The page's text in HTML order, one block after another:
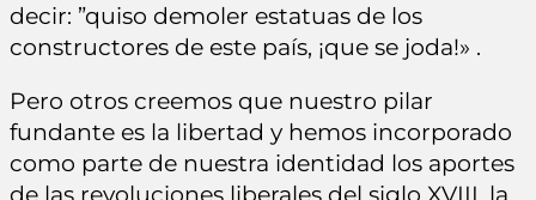
decir: ”quiso demoler estatuas de los
constructores de este país, ¡que se joda!» .
Pero otros creemos que nuestro pilar
fundante es la libertad y hemos incorporado
como parte de nuestra identidad los aportes
de las revoluciones liberales del siglo XVIII, la